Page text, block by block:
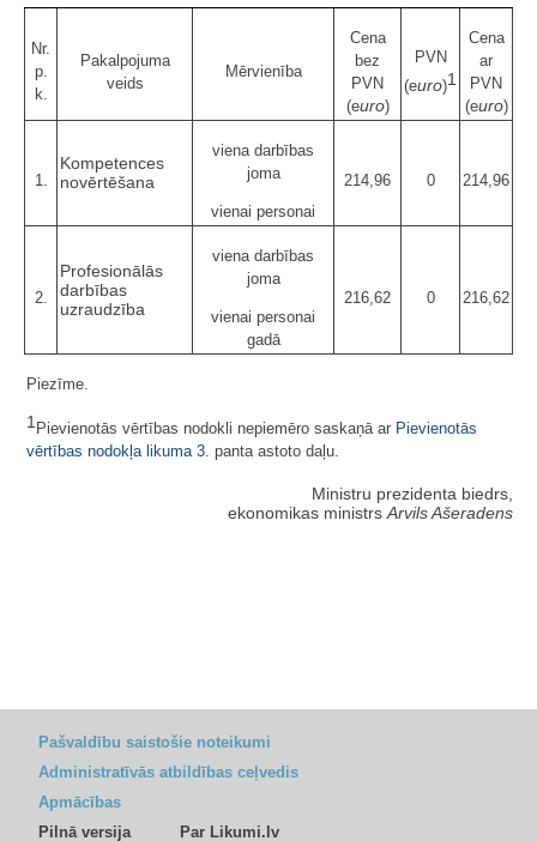
Nr.
p.
k.
Pakalpojuma
veids
Mērvienība
Cena
bez
PVN
(euro)
PVN
(euro)1
Cena
ar
PVN
(euro)
1.
Kompetences
novērtēšana
viena darbības
joma
vienai personai
214,96 0 214,96
2.
Profesionālās
darbības
uzraudzība
viena darbības
joma
vienai personai
gadā
216,62 0 216,62
Piezīme.
1 Pievienotās vērtības nodokli nepiemēro saskaņā ar Pievienotās
vērtības nodokļa likuma 3. panta astoto daļu.
Ministru prezidenta biedrs,
ekonomikas ministrs Arvils Ašeradens
Pašvaldību saistošie noteikumi
Administratīvās atbildības ceļvedis
Apmācības
Pilnā versija
Par Likumi.lv